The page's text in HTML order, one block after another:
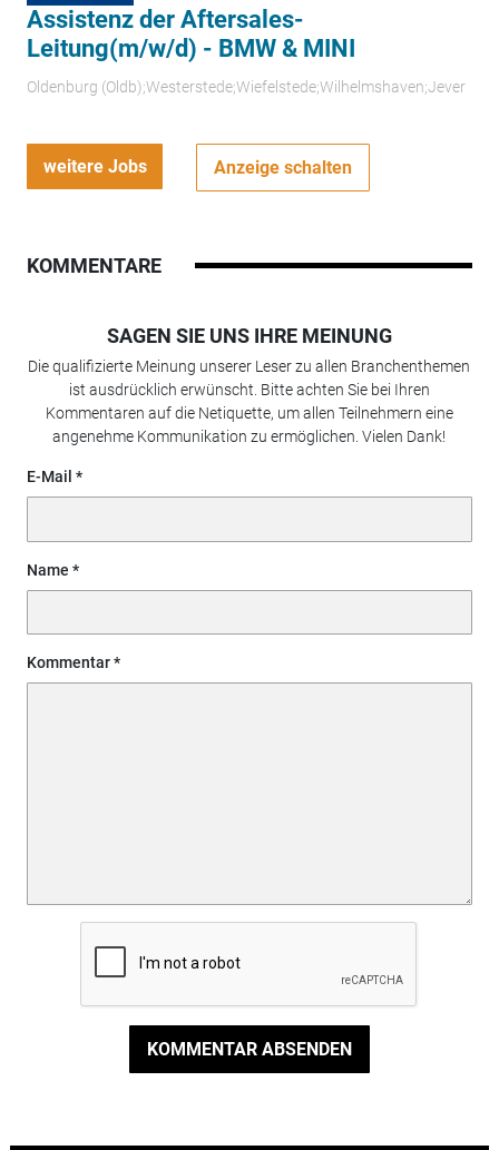
Assistenz der Aftersales-
Leitung(m/w/d) - BMW & MINI
Oldenburg (Oldb);Westerstede;Wiefelstede;Wilhelmshaven;Jever
weitere Jobs Anzeige schalten
KOMMENTARE
SAGEN SIE UNS IHRE MEINUNG
Die qualifizierte Meinung unserer Leser zu allen Branchenthemen
ist ausdrücklich erwünscht. Bitte achten Sie bei Ihren
Kommentaren auf die Netiquette, um allen Teilnehmern eine
angenehme Kommunikation zu ermöglichen. Vielen Dank!
E-Mail
Name
Kommentar
KOMMENTAR ABSENDEN